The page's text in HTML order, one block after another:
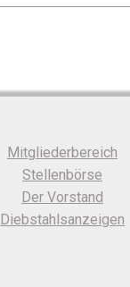
Mitgliederbereich
Stellenbörse
Der Vorstand
Diebstahlsanzeigen